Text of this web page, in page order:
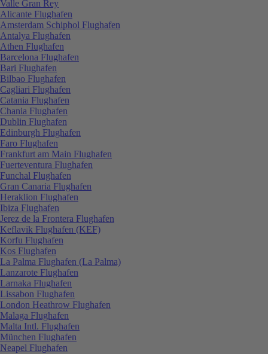
Valle Gran Rey
Alicante Flughafen
Amsterdam Schiphol Flughafen
Antalya Flughafen
Athen Flughafen
Barcelona Flughafen
Bari Flughafen
Bilbao Flughafen
Cagliari Flughafen
Catania Flughafen
Chania Flughafen
Dublin Flughafen
Edinburgh Flughafen
Faro Flughafen
Frankfurt am Main Flughafen
Fuerteventura Flughafen
Funchal Flughafen
Gran Canaria Flughafen
Heraklion Flughafen
Ibiza Flughafen
Jerez de la Frontera Flughafen
Keflavik Flughafen (KEF)
Korfu Flughafen
Kos Flughafen
La Palma Flughafen (La Palma)
Lanzarote Flughafen
Larnaka Flughafen
Lissabon Flughafen
London Heathrow Flughafen
Malaga Flughafen
Malta Intl. Flughafen
München Flughafen
Neapel Flughafen